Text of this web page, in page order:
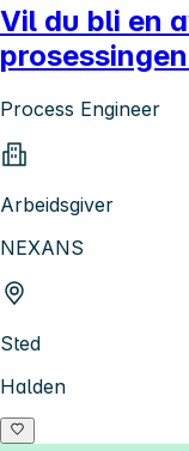
Vil du bli en
Process Engineer
Arbeidsgiver
NEXANS
Sted
Halden